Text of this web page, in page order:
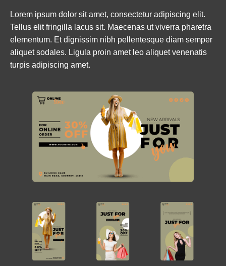
Lorem ipsum dolor sit amet, consectetur adipiscing elit.
Tellus elit fringilla lacus sit. Maecenas ut viverra pharetra
elementum. Et dignissim nibh pellentesque diam semper
aliquet sodales. Ligula proin amet leo aliquet venenatis
turpis adipiscing amet.